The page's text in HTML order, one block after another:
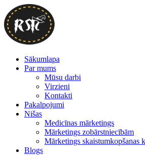
Sākumlapa
Par mums
Mūsu darbi
Virzieni
Kontakti
Pakalpojumi
Nišas
Medicīnas mārketings
Mārketings zobārstniecībām
Mārketings skaistumkopšanas
Blogs